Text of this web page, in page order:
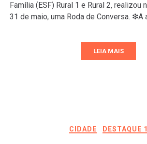
Família (ESF) Rural 1 e Rural 2, realizou
31 de maio, uma Roda de Conversa. ❇A
LEIA MAIS
CIDADE DESTAQUE 1